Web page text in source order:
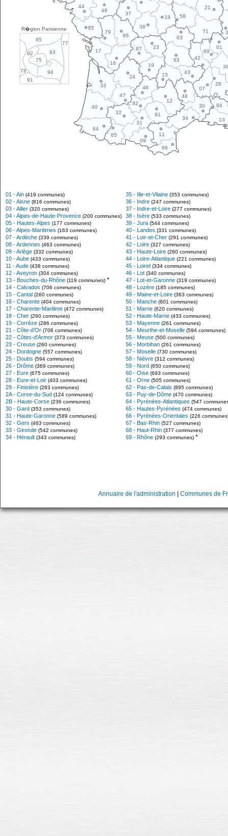
R�gion Parisienne
77
78
91
95
93
75
94
92
11
12
13
15
16
17
18
19
21
23
24
26
30
31
32
33
34
36
37
40
42
43
44
46
47
48
49
58
63
64
65
66
69
01
03
07
09
71
79
81
82 84
85
86
87
01 - Ain (419 communes)
02 - Aisne (816 communes)
03 - Allier (320 communes)
04 - Alpes-de-Haute-Provence (200 communes)
05 - Hautes-Alpes (177 communes)
06 - Alpes-Maritimes (163 communes)
07 - Ardèche (339 communes)
08 - Ardennes (463 communes)
09 - Ariège (332 communes)
10 - Aube (433 communes)
11 - Aude (438 communes)
12 - Aveyron (304 communes)
13 - Bouches-du-Rhône (119 communes) *
14 - Calvados (706 communes)
15 - Cantal (260 communes)
16 - Charente (404 communes)
17 - Charente-Maritime (472 communes)
18 - Cher (290 communes)
19 - Corrèze (286 communes)
21 - Côte-d'Or (706 communes)
22 - Côtes-d'Armor (373 communes)
23 - Creuse (260 communes)
24 - Dordogne (557 communes)
25 - Doubs (594 communes)
26 - Drôme (369 communes)
27 - Eure (675 communes)
28 - Eure-et-Loir (403 communes)
29 - Finistère (283 communes)
2A - Corse-du-Sud (124 communes)
2B - Haute-Corse (236 communes)
30 - Gard (353 communes)
31 - Haute-Garonne (589 communes)
32 - Gers (463 communes)
33 - Gironde (542 communes)
34 - Hérault (343 communes)
35 - Ille-et-Vilaine (353 communes)
36 - Indre (247 communes)
37 - Indre-et-Loire (277 communes)
38 - Isère (533 communes)
39 - Jura (544 communes)
40 - Landes (331 communes)
41 - Loir-et-Cher (291 communes)
42 - Loire (327 communes)
43 - Haute-Loire (260 communes)
44 - Loire-Atlantique (221 communes)
45 - Loiret (334 communes)
46 - Lot (340 communes)
47 - Lot-et-Garonne (319 communes)
48 - Lozère (185 communes)
49 - Maine-et-Loire (363 communes)
50 - Manche (601 communes)
51 - Marne (620 communes)
52 - Haute-Marne (433 communes)
53 - Mayenne (261 communes)
54 - Meurthe-et-Moselle (594 communes)
55 - Meuse (500 communes)
56 - Morbihan (261 communes)
57 - Moselle (730 communes)
58 - Nièvre (312 communes)
59 - Nord (650 communes)
60 - Oise (693 communes)
61 - Orne (505 communes)
62 - Pas-de-Calais (895 communes)
63 - Puy-de-Dôme (470 communes)
64 - Pyrénées-Atlantiques (547
65 - Hautes-Pyrénées (474 communes)
66 - Pyrénées-Orientales (226
67 - Bas-Rhin (527 communes)
68 - Haut-Rhin (377 communes)
69 - Rhône (293 communes) *
Annuaire de l'administration Communes de